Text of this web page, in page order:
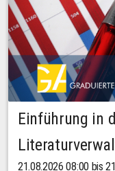
Einführung in
21.08.2026 08:00 bis